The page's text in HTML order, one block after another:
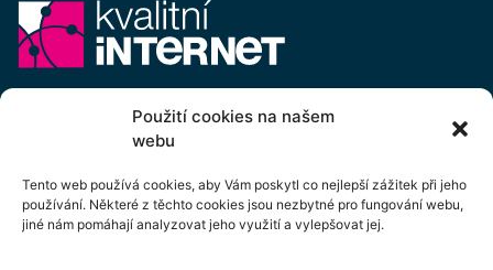
Použití cookies na našem
webu
Tento web používá cookies, aby Vám poskytl co nejlepší zážitek při jeho
používání. Některé z těchto cookies jsou nezbytné pro fungování webu,
jiné nám pomáhají analyzovat jeho využití a vylepšovat jej.
info@kvalitni-internet.cz
pobočného spolku Kvalitní internet ICTP, z.s.
Cenový výměr pobočného spolku Kvalitní internet ICTP, z.s.
Přihlášení k odběru newsletteru